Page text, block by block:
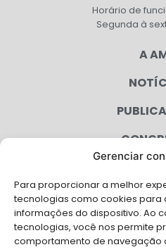
Gerenciar
Para proporcionar a melhor
tecnologias como cookies
informações do dispositivo. Ao
tecnologias, você nos permite
comportamento de navegação
Horário de
Segunda à
A